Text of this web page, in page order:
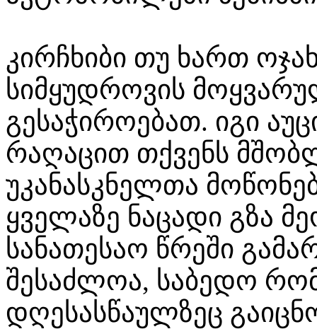
კირჩხიბი თუ ხართ
სიმყუდროვის
გესაჭიროებათ. იგი
რაღაცით თქვენს
უკანასკნელთა
ყველაზე ნაცადი გზა
სანათესაო წრეში
შესაძლოა, საბედო
დღესასწაულზეც